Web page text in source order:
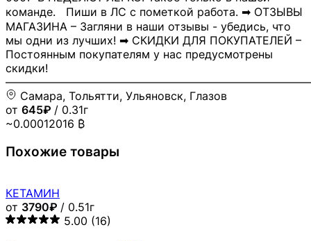
команде. Пиши в ЛС с пометкой работа. ➡ ОТЗЫВЫ
МАГАЗИНА – Загляни в наши отзывы - убедись, что
мы одни из лучших! ➡ СКИДКИ ДЛЯ ПОКУПАТЕЛЕЙ –
Постоянным покупателям у нас предусмотрены
скидки!
Самара, Тольятти, Ульяновск, Глазов
от 645₽ / 0.31г
~0.00012016 ₿
Похожие товары
КЕТАМИН
от 3790₽ / 0.51г
5.00 (16)